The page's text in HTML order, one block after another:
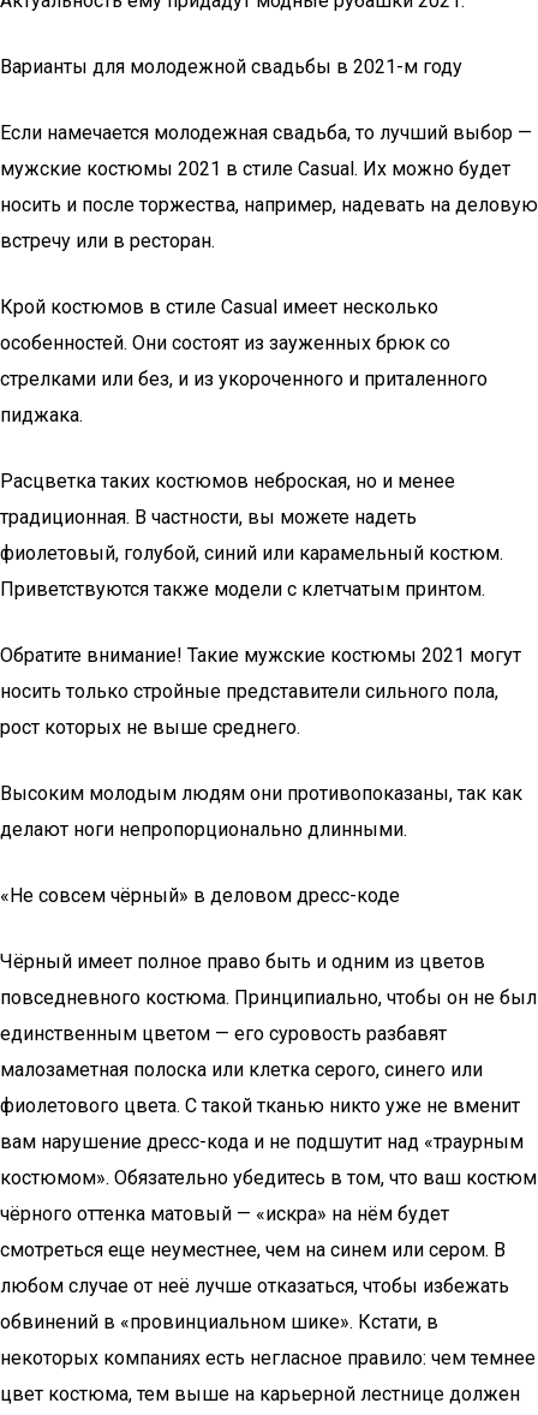
Варианты для молодежной свадьбы в 2021-м году
Если намечается молодежная свадьба, то лучший выбор —
мужские костюмы 2021 в стиле Casual. Их можно будет
носить и после торжества, например, надевать на деловую
встречу или в ресторан.
Крой костюмов в стиле Casual имеет несколько
особенностей. Они состоят из зауженных брюк со
стрелками или без, и из укороченного и приталенного
пиджака.
Расцветка таких костюмов неброская, но и менее
традиционная. В частности, вы можете надеть
фиолетовый, голубой, синий или карамельный костюм.
Приветствуются также модели с клетчатым принтом.
Обратите внимание! Такие мужские костюмы 2021 могут
носить только стройные представители сильного пола,
рост которых не выше среднего.
Высоким молодым людям они противопоказаны, так как
делают ноги непропорционально длинными.
«Не совсем чёрный» в деловом дресс-коде
Чёрный имеет полное право быть и одним из цветов
повседневного костюма. Принципиально, чтобы он не был
единственным цветом — его суровость разбавят
малозаметная полоска или клетка серого, синего или
фиолетового цвета. С такой тканью никто уже не вменит
вам нарушение дресс-кода и не подшутит над «траурным
костюмом». Обязательно убедитесь в том, что ваш костюм
чёрного оттенка матовый — «искра» на нём будет
смотреться еще неуместнее, чем на синем или сером. В
любом случае от неё лучше отказаться, чтобы избежать
обвинений в «провинциальном шике». Кстати, в
некоторых компаниях есть негласное правило: чем темнее
цвет костюма, тем выше на карьерной лестнице должен